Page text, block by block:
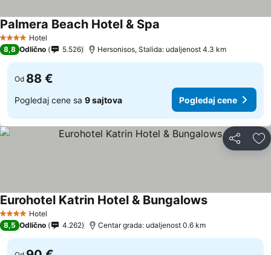
4 ZvezdiceHotel
Palmera Beach Hotel & Spa
8,8 Odlično 5.526 Hersonisos, Stalida: udaljenost 4.3 km
Od 88 €
Pogledaj cene sa 9 sajtova Pogledaj cene
Deli
4 ZvezdiceHotel
Eurohotel Katrin Hotel & Bungalows
8,5 Odlično 4.262 Centar grada: udaljenost 0.6 km